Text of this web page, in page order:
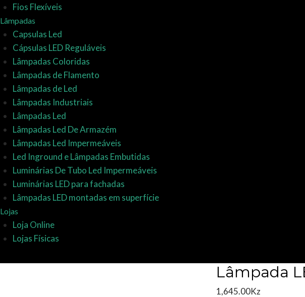
Fios Flexíveis
Lâmpadas
Capsulas Led
Cápsulas LED Reguláveis
Lâmpadas Coloridas
Lâmpadas de Flamento
Lâmpadas de Led
Lâmpadas Industriais
Lâmpadas Led
Lâmpadas Led De Armazém
Lâmpadas Led Impermeáveis
Led Inground e Lâmpadas Embutidas
Luminárias De Tubo Led Impermeáveis
Luminárias LED para fachadas
Lâmpadas LED montadas em superfície
Lojas
Loja Online
Lojas Físicas
Lâmpada
1,645.00Kz